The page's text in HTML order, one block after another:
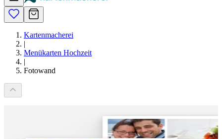
Kartenmacherei
|
Menükarten Hochzeit
|
Fotowand